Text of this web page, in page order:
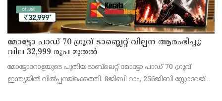
മോട്ടോ പാഡ് 70 ഗ്രൂവ് ടാബ്ലെറ്റ് വില്പന ആരംഭിച്ചു;
വില 32,999 രൂപ മുതൽ
മോട്ടോറോളയുടെ പുതിയ ടാബ്‌ലെറ്റ് മോട്ടോ പാഡ് 70 ഗ്രൂവ്
ഇന്ത്യയിൽ വിൽപ്പനയ്‌ക്കെത്തി. 8ജിബി റാം, 256ജിബി സ്റ്റോറേജ്